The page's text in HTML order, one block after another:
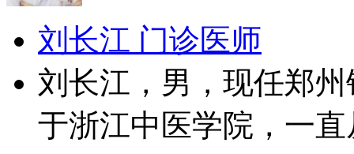
刘长江 门诊医师
刘长江，男，现任郑
于浙江中医学院，一直